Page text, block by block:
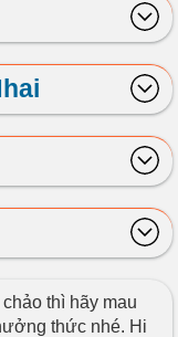
thì hãy mau
thức nhé. Hi